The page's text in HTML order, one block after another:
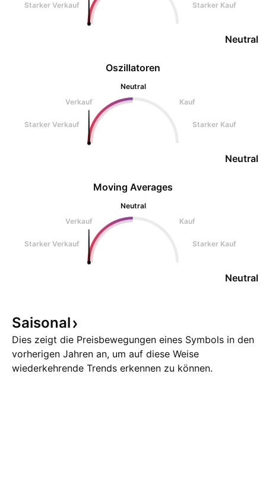
Oszillatoren
Neutral
Verkauf
Kauf
Starker Verkauf Starker Kauf
Neutral
Starker Verkauf Starker Kauf
Neutral
Moving Averages
Neutral
Verkauf
Kauf
Starker Verkauf Starker Kauf
Neutral
Saisonal
Dies zeigt die Preisbewegungen eines Symbols in den
vorherigen Jahren an, um auf diese Weise
wiederkehrende Trends erkennen zu können.